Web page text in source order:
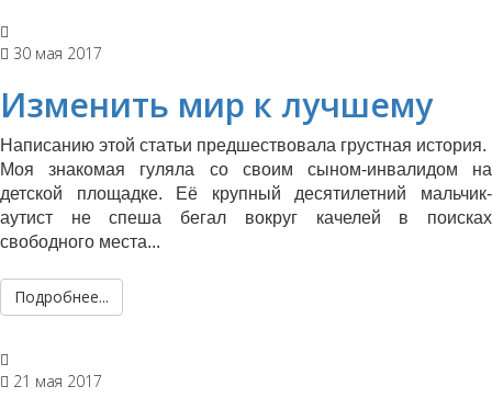
30 мая 2017
Изменить мир к лучшему
Написанию этой статьи предшествовала грустная история.
Моя знакомая гуляла со своим сыном-инвалидом на
детской площадке. Её крупный десятилетний мальчик-
аутист не спеша бегал вокруг качелей в поисках
свободного места...
Подробнее...
21 мая 2017